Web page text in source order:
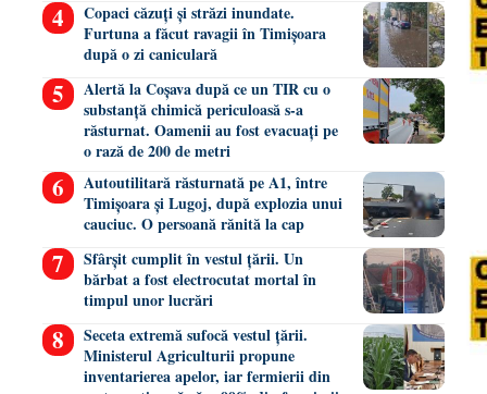
Copaci căzuți și străzi inundate.
Furtuna a făcut ravagii în Timișoara
după o zi caniculară
Alertă la Coșava după ce un TIR cu o
substanță chimică periculoasă s-a
răsturnat. Oamenii au fost evacuați pe
o rază de 200 de metri
Autoutilitară răsturnată pe A1, între
Timișoara și Lugoj, după explozia unui
cauciuc. O persoană rănită la cap
Sfârșit cumplit în vestul țării. Un
bărbat a fost electrocutat mortal în
timpul unor lucrări
Seceta extremă sufocă vestul țării.
Ministerul Agriculturii propune
inventarierea apelor, iar fermierii din